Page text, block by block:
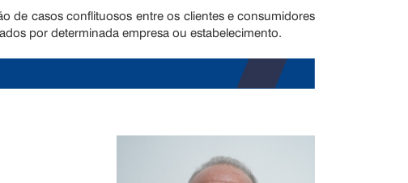
de casos conflituosos entre os clientes e consumidores
por determinada empresa ou estabelecimento.